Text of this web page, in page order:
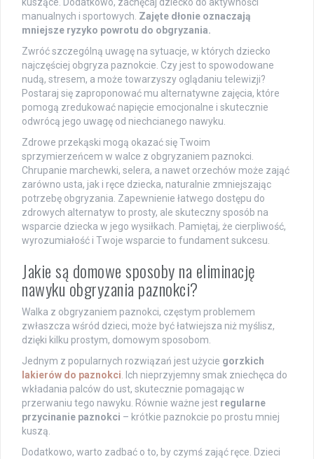
manualnych i sportowych. Zajęte dłonie oznaczają
mniejsze ryzyko powrotu do obgryzania.
Zwróć szczególną uwagę na sytuacje, w których dziecko
najczęściej obgryza paznokcie. Czy jest to spowodowane
nudą, stresem, a może towarzyszy oglądaniu telewizji?
Postaraj się zaproponować mu alternatywne zajęcia, które
pomogą zredukować napięcie emocjonalne i skutecznie
odwrócą jego uwagę od niechcianego nawyku.
Zdrowe przekąski mogą okazać się Twoim
sprzymierzeńcem w walce z obgryzaniem paznokci.
Chrupanie marchewki, selera, a nawet orzechów może zająć
zarówno usta, jak i ręce dziecka, naturalnie zmniejszając
potrzebę obgryzania. Zapewnienie łatwego dostępu do
zdrowych alternatyw to prosty, ale skuteczny sposób na
wsparcie dziecka w jego wysiłkach. Pamiętaj, że cierpliwość,
wyrozumiałość i Twoje wsparcie to fundament sukcesu.
Jakie są domowe sposoby na eliminację
nawyku obgryzania paznokci?
Walka z obgryzaniem paznokci, częstym problemem
zwłaszcza wśród dzieci, może być łatwiejsza niż myślisz,
dzięki kilku prostym, domowym sposobom.
Jednym z popularnych rozwiązań jest użycie gorzkich
lakierów do paznokci . Ich nieprzyjemny smak zniechęca do
wkładania palców do ust, skutecznie pomagając w
przerwaniu tego nawyku. Równie ważne jest regularne
przycinanie paznokci – krótkie paznokcie po prostu mniej
kuszą.
Dodatkowo, warto zadbać o to, by czymś zająć ręce. Dzieci